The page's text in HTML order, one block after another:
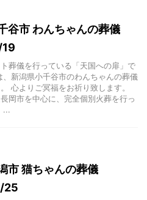
谷市 わんちゃんの葬儀
葬儀を行っている「天国への扉」で
、新潟県小千谷市のわんちゃんの葬儀
心よりご冥福をお祈り致します。
岡市を中心に、完全個別火葬を行っ
...
市 猫ちゃんの葬儀
25